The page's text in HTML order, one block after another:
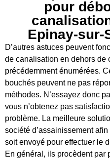
pour
Epinay-sur-
D’autres astuces peuvent
de canalisation en dehors de
précédemment énumérées.
bouchés peuvent ne pas
méthodes. N’essayez donc
vous n’obtenez pas
problème. La meilleure
société d’assainissement
soit envoyé pour effectuer le
En général, ils procèdent par